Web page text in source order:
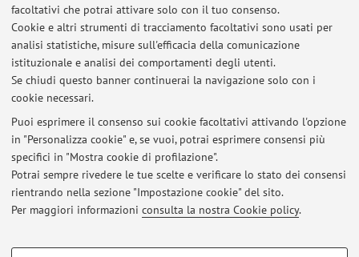
facoltativi che potrai attivare solo con il tuo consenso.
Cookie e altri strumenti di tracciamento facoltativi sono usati per
analisi statistiche, misure sull'efficacia della comunicazione
istituzionale e analisi dei comportamenti degli utenti.
Se chiudi questo banner continuerai la navigazione solo con i
cookie necessari.
Puoi esprimere il consenso sui cookie facoltativi attivando l'opzione
in "Personalizza cookie" e, se vuoi, potrai esprimere consensi più
specifici in "Mostra cookie di profilazione".
Potrai sempre rivedere le tue scelte e verificare lo stato dei consensi
rientrando nella sezione "Impostazione cookie" del sito.
Per maggiori informazioni consulta la nostra Cookie policy.
COOKIE DI PROFILAZIONE - FACOLTATIVI
Dipartimento di Fisica e Astronomia "Augusto Righi"
Viale Berti Pichat 6/2, Bologna -Vai alla mappa
Ultimi avvisi
Al momento non sono presenti avvisi.